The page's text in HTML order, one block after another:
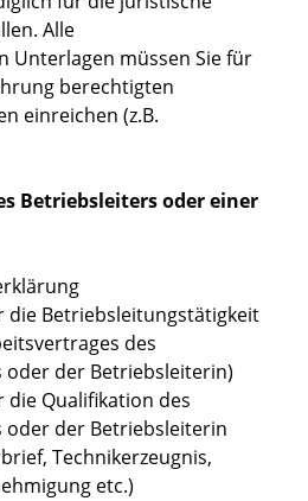
Alle
Unterlagen müssen Sie für
berechtigten
einreichen (z.B.
Betriebsleiters oder einer
die Betriebsleitungstätigkeit
des
oder der Betriebsleiterin)
die Qualifikation des
oder der Betriebsleiterin
Technikerzeugnis,
etc.)